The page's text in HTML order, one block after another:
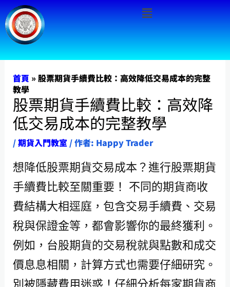
跳
至
主
要
Menu
首頁 » 股票期貨手續費比較：高效降低交易成本的完整
教學
股票期貨手續費比較：高效降
低交易成本的完整教學
/期貨入門教室/ 作者: Happy Trader
想降低股票期貨交易成本？進行股票期貨
手續費比較至關重要！ 不同的期貨商收
費結構大相逕庭，包含交易手續費、交易
稅與保證金等，都會影響你的最終獲利。
例如，台股期貨的交易稅就與點數和成交
價息息相關，計算方式也需要仔細研究。
別被隱藏費用迷惑！仔細分析每家期貨商